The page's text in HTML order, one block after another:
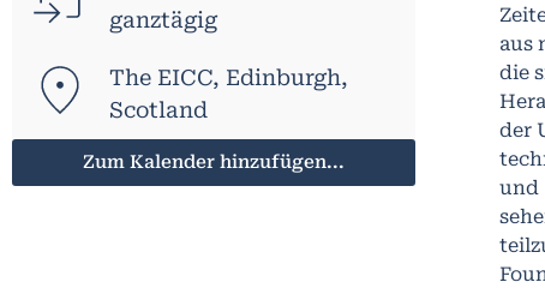
ganztägig
The EICC, Edinburgh,
Scotland
Zum Kalender hinzufügen...
aus
die
der
und